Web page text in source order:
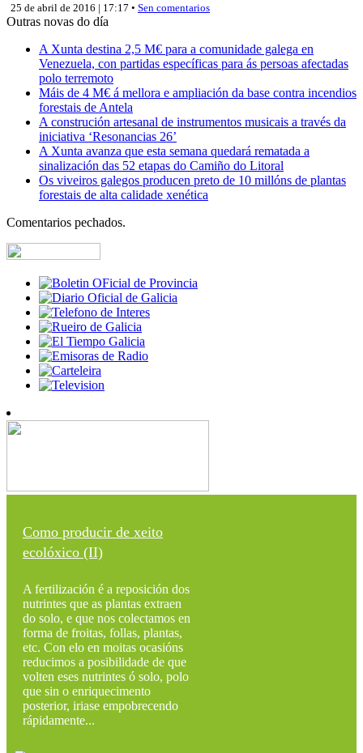
25 de abril de 2016 | 17:17 • Sen comentarios
Outras novas do día
A Xunta destina 2,5 M€ para a comunidade galega en
Venezuela, con partidas específicas para ás persoas afectadas
polo terremoto
Máis de 4 M€ á mellora e ampliación da base contra incendios
forestais de Antela
A construción artesanal de instrumentos musicais a través da
iniciativa ‘Resonancias 26’
A Xunta avanza que esta semana quedará rematada a
sinalización das 52 etapas do Camiño do Litoral
Os viveiros galegos producen preto de 10 millóns de plantas
forestais de alta calidade xenética
Comentarios pechados.
Como producir de xeito
ecolóxico (II)
A fertilización é a reposición dos
nutrintes que as plantas extraen
do solo, e que nos colectamos en
forma de froitas, follas, plantas,
etc. Con elo en moitas ocasións
reducimos a posibilidade de que
volten eses nutrintes ó solo, polo
que sin o enriquecimento
posterior, iriase empobrecendo
rápidamente...